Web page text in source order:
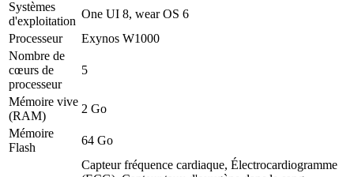
Systèmes
d'exploitation
One UI 8, wear OS 6
Processeur
Exynos W1000
Nombre de
cœurs de
processeur
5
Mémoire vive
(RAM)
2 Go
Mémoire
Flash
64 Go
Capteur fréquence cardiaque, Électrocardiogramme